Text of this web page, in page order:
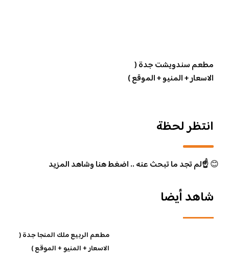
مطعم سندويشت جدة (
الاسعار + المنيو + الموقع )
انتظر لحظة
😊☝️لم تجد ما تبحث عنه .. اضغط هنا وشاهد المزيد
شاهد أيضا
مطعم الربيع ملك المنجا جدة (
الاسعار + المنيو + الموقع )